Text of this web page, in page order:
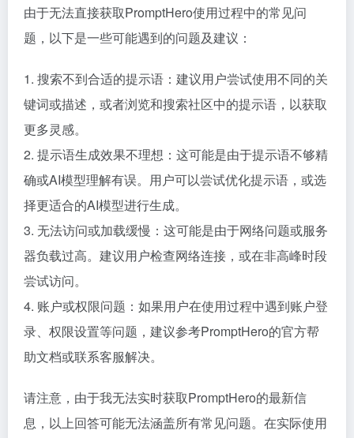
由于无法直接获取PromptHero使用过程中的常见问
题，以下是一些可能遇到的问题及建议：
1. 搜索不到合适的提示语：建议用户尝试使用不同的关
键词或描述，或者浏览和搜索社区中的提示语，以获取
更多灵感。
2. 提示语生成效果不理想：这可能是由于提示语不够精
确或AI模型理解有误。用户可以尝试优化提示语，或选
择更适合的AI模型进行生成。
3. 无法访问或加载缓慢：这可能是由于网络问题或服务
器负载过高。建议用户检查网络连接，或在非高峰时段
尝试访问。
4. 账户或权限问题：如果用户在使用过程中遇到账户登
录、权限设置等问题，建议参考PromptHero的官方帮
助文档或联系客服解决。
请注意，由于我无法实时获取PromptHero的最新信
息，以上回答可能无法涵盖所有常见问题。在实际使用